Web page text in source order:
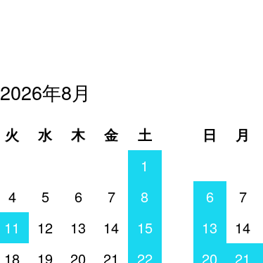
2026年8月
火 水 木 金
土
1
4 5 6 7
8
11 12 13 14
15
18 19 20 21
22
日 月
6
7
13
14
20
21